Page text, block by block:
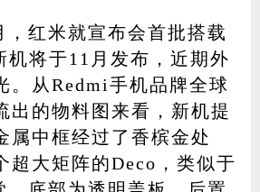
，红米就宣布会首批搭载
机将于11月发布，近期外
。从Redmi手机品牌全球
出的物料图来看，新机提
属中框经过了香槟金处
超大矩阵的Deco，类似于